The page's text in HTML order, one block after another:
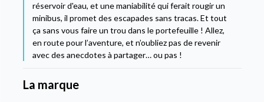
réservoir d'eau, et une maniabilité qui ferait rougir un
minibus, il promet des escapades sans tracas. Et tout
ça sans vous faire un trou dans le portefeuille ! Allez,
en route pour l’aventure, et n’oubliez pas de revenir
avec des anecdotes à partager… ou pas !
La marque